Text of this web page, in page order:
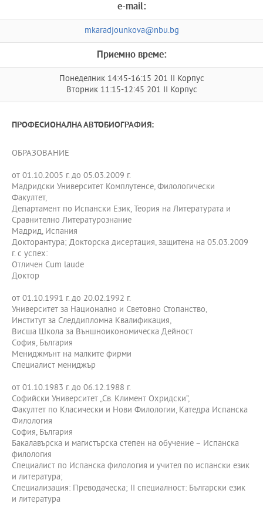
e-mail:
mkaradjounkova@nbu.bg
Приемно време:
Понеделник 14:45-16:15 201 II Корпус
Вторник 11:15-12:45 201 II Корпус
ПРОФЕСИОНАЛНА АВТОБИОГРАФИЯ:
ОБРАЗОВАНИЕ
от 01.10.2005 г. до 05.03.2009 г.
Мадридски Университет Комплутенсе, Филологически
Факултет,
Департамент по Испански Език, Теория на Литературата и
Сравнително Литературознание
Мадрид, Испания
Докторантура; Докторска дисертация, защитена на 05.03.2009
г. с успех:
Отличен Cum laude
Доктор
от 01.10.1991 г. до 20.02.1992 г.
Университет за Национално и Световно Стопанство,
Институт за Следдипломна Квалификация,
Висша Школа за Външноикономическа Дейност
София, България
Мениджмънт на малките фирми
Специалист мениджър
от 01.10.1983 г. до 06.12.1988 г.
Софийски Университет „Св. Климент Охридски”,
Факултет по Класически и Нови Филологии, Катедра Испанска
Филология
София, България
Бакалавърска и магистърска степен на обучение – Испанска
филология
Специалист по Испанска филология и учител по испански език
и литература;
Специализация: Преводаческа; ІІ специалност: Български език
и литература